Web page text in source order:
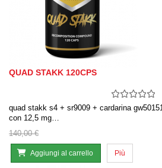
QUAD STAKK 120CPS
quad stakk s4 + sr9009 + cardarina
con 12,5 mg…
140,00 €
Aggiungi al carrello Più